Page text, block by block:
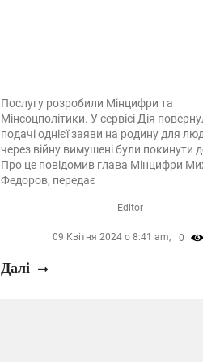
Послугу розробили Мінцифри та
Мінсоцполітики. У сервісі Дія
подачі однієї заяви на родину для
через війну вимушені були покинути
Про це повідомив глава Мінцифри
Федоров, передає
Editor
09 Квітня 2024 о 8:41 am, 0
Далі